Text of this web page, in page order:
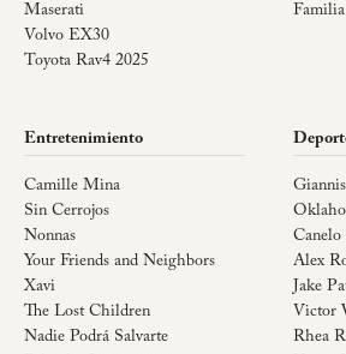
Maserati
Volvo EX30
Toyota Rav4 2025
Entretenimiento
Camille Mina
Sin Cerrojos
Nonnas
Your Friends and Neighbors
Xavi
The Lost Children
Nadie Podrá Salvarte
Canelo
Alex
Jake
Victor
Rhea